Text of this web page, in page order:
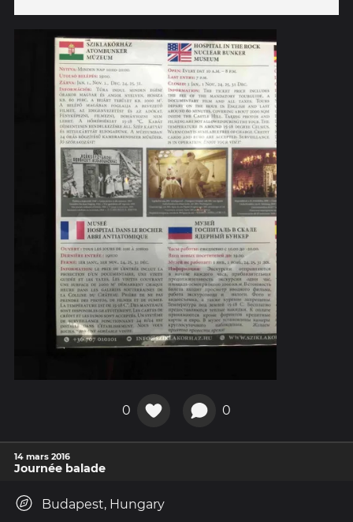
0 0
14 mars 2016
Journée balade
Budapest, Hungary